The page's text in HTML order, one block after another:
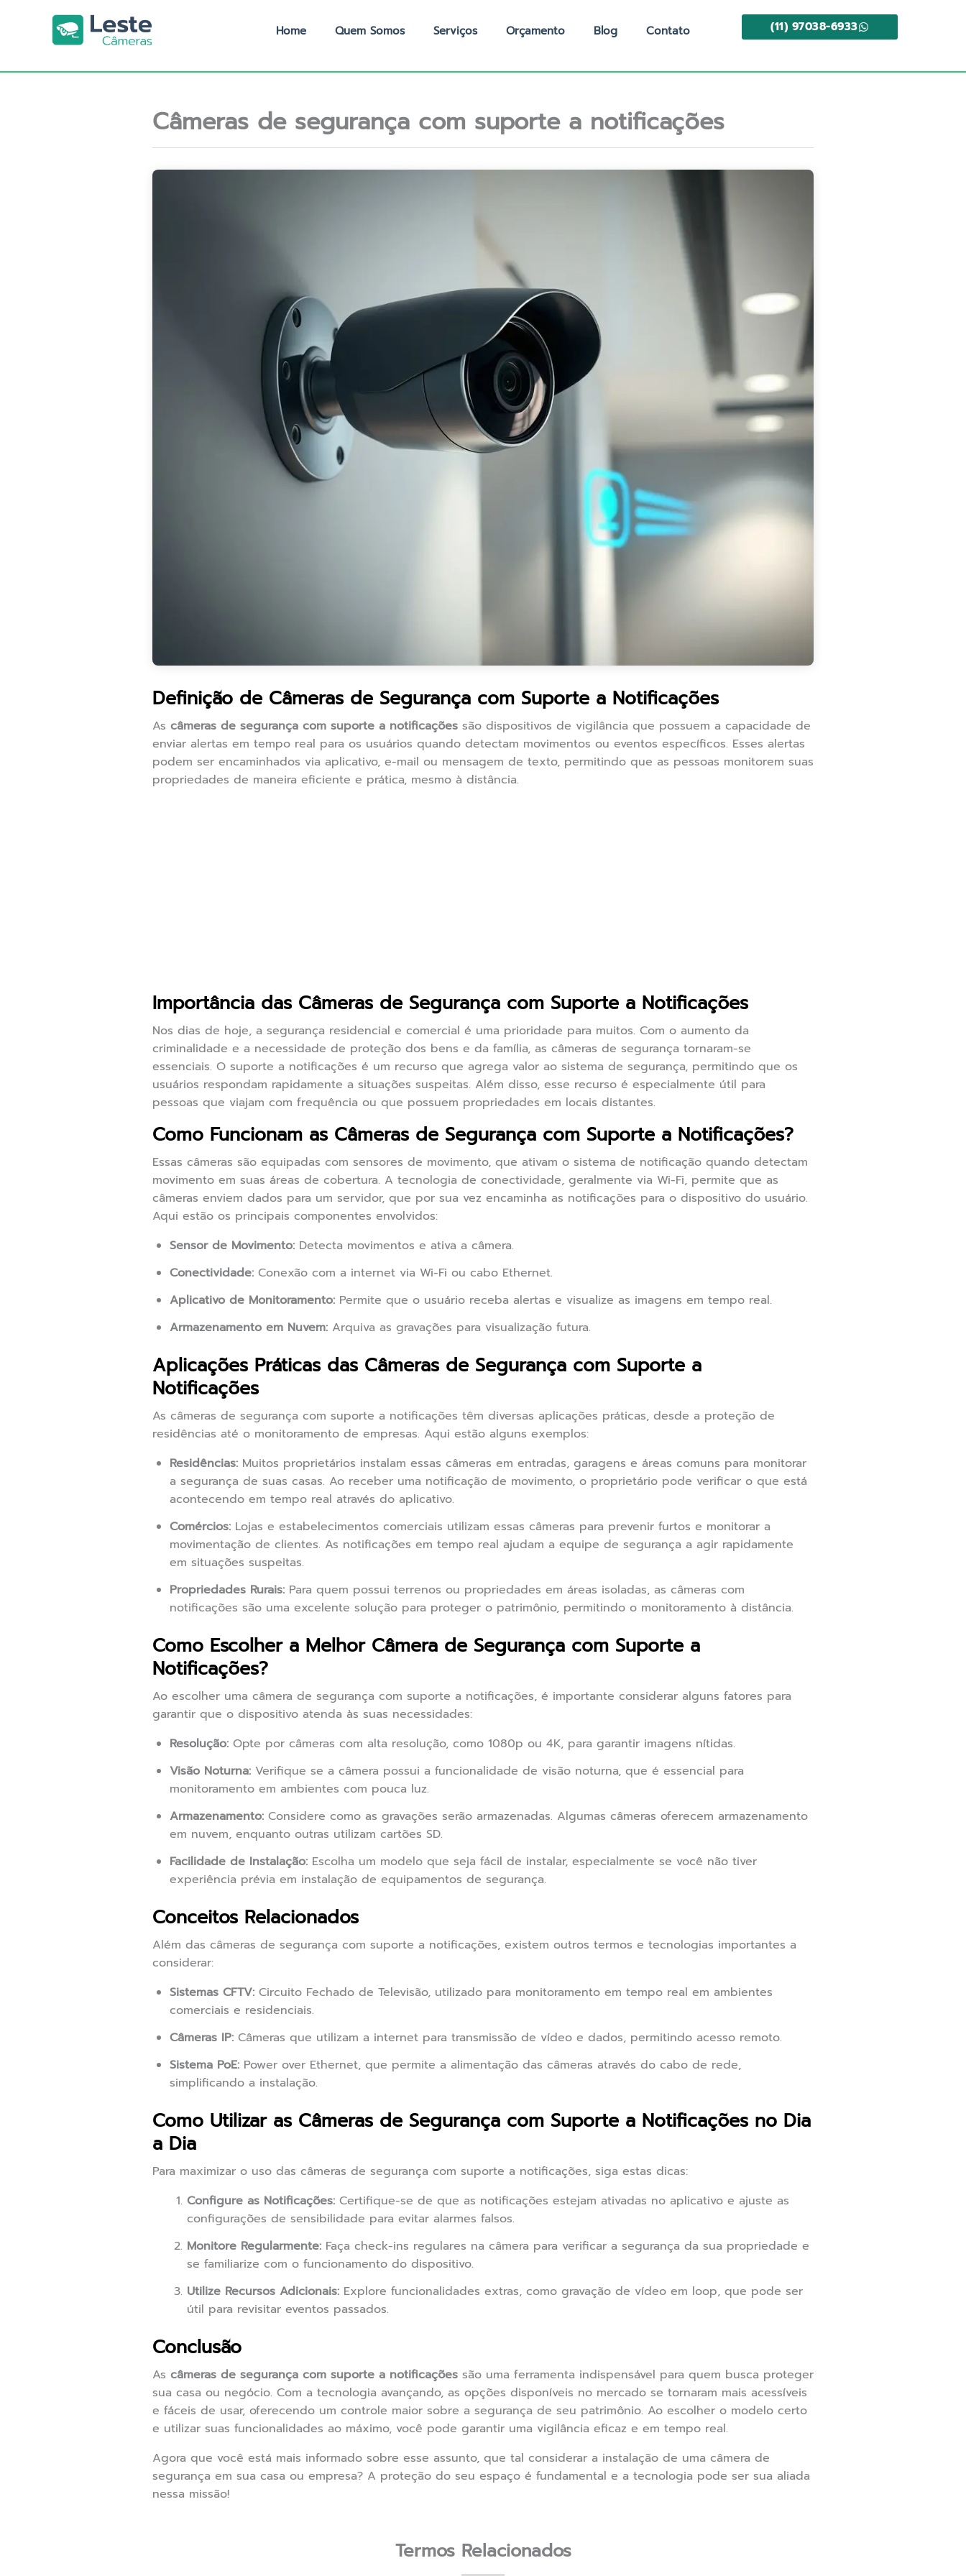
Home Quem Somos Serviços Orçamento Blog Contato (11) 97038-6933
Câmeras de segurança com suporte a notificações
Definição de Câmeras de Segurança com Suporte a Notificações
As câmeras de segurança com suporte a notificações são dispositivos de vigilância que possuem a capacidade de
enviar alertas em tempo real para os usuários quando detectam movimentos ou eventos específicos. Esses alertas
podem ser encaminhados via aplicativo, e-mail ou mensagem de texto, permitindo que as pessoas monitorem suas
propriedades de maneira eficiente e prática, mesmo à distância.
Importância das Câmeras de Segurança com Suporte a Notificações
Nos dias de hoje, a segurança residencial e comercial é uma prioridade para muitos. Com o aumento da
criminalidade e a necessidade de proteção dos bens e da família, as câmeras de segurança tornaram-se
essenciais. O suporte a notificações é um recurso que agrega valor ao sistema de segurança, permitindo que os
usuários respondam rapidamente a situações suspeitas. Além disso, esse recurso é especialmente útil para
pessoas que viajam com frequência ou que possuem propriedades em locais distantes.
Como Funcionam as Câmeras de Segurança com Suporte a Notificações?
Essas câmeras são equipadas com sensores de movimento, que ativam o sistema de notificação quando detectam
movimento em suas áreas de cobertura. A tecnologia de conectividade, geralmente via Wi-Fi, permite que as
câmeras enviem dados para um servidor, que por sua vez encaminha as notificações para o dispositivo do usuário.
Aqui estão os principais componentes envolvidos:
Sensor de Movimento: Detecta movimentos e ativa a câmera.
Conectividade: Conexão com a internet via Wi-Fi ou cabo Ethernet.
Aplicativo de Monitoramento: Permite que o usuário receba alertas e visualize as imagens em tempo real.
Armazenamento em Nuvem: Arquiva as gravações para visualização futura.
Aplicações Práticas das Câmeras de Segurança com Suporte a
Notificações
As câmeras de segurança com suporte a notificações têm diversas aplicações práticas, desde a proteção de
residências até o monitoramento de empresas. Aqui estão alguns exemplos:
Residências: Muitos proprietários instalam essas câmeras em entradas, garagens e áreas comuns para monitorar
a segurança de suas casas. Ao receber uma notificação de movimento, o proprietário pode verificar o que está
acontecendo em tempo real através do aplicativo.
Comércios: Lojas e estabelecimentos comerciais utilizam essas câmeras para prevenir furtos e monitorar a
movimentação de clientes. As notificações em tempo real ajudam a equipe de segurança a agir rapidamente
em situações suspeitas.
Propriedades Rurais: Para quem possui terrenos ou propriedades em áreas isoladas, as câmeras com
notificações são uma excelente solução para proteger o patrimônio, permitindo o monitoramento à distância.
Como Escolher a Melhor Câmera de Segurança com Suporte a
Notificações?
Ao escolher uma câmera de segurança com suporte a notificações, é importante considerar alguns fatores para
garantir que o dispositivo atenda às suas necessidades:
Resolução: Opte por câmeras com alta resolução, como 1080p ou 4K, para garantir imagens nítidas.
Visão Noturna: Verifique se a câmera possui a funcionalidade de visão noturna, que é essencial para
monitoramento em ambientes com pouca luz.
Armazenamento: Considere como as gravações serão armazenadas. Algumas câmeras oferecem armazenamento
em nuvem, enquanto outras utilizam cartões SD.
Facilidade de Instalação: Escolha um modelo que seja fácil de instalar, especialmente se você não tiver
experiência prévia em instalação de equipamentos de segurança.
Conceitos Relacionados
Além das câmeras de segurança com suporte a notificações, existem outros termos e tecnologias importantes a
considerar:
Sistemas CFTV: Circuito Fechado de Televisão, utilizado para monitoramento em tempo real em ambientes
comerciais e residenciais.
Câmeras IP: Câmeras que utilizam a internet para transmissão de vídeo e dados, permitindo acesso remoto.
Sistema PoE: Power over Ethernet, que permite a alimentação das câmeras através do cabo de rede,
simplificando a instalação.
Como Utilizar as Câmeras de Segurança com Suporte a Notificações no Dia
a Dia
Para maximizar o uso das câmeras de segurança com suporte a notificações, siga estas dicas:
Configure as Notificações: Certifique-se de que as notificações estejam ativadas no aplicativo e ajuste as
configurações de sensibilidade para evitar alarmes falsos.
Monitore Regularmente: Faça check-ins regulares na câmera para verificar a segurança da sua propriedade e
se familiarize com o funcionamento do dispositivo.
Utilize Recursos Adicionais: Explore funcionalidades extras, como gravação de vídeo em loop, que pode ser
útil para revisitar eventos passados.
Conclusão
As câmeras de segurança com suporte a notificações são uma ferramenta indispensável para quem busca proteger
sua casa ou negócio. Com a tecnologia avançando, as opções disponíveis no mercado se tornaram mais acessíveis
e fáceis de usar, oferecendo um controle maior sobre a segurança de seu patrimônio. Ao escolher o modelo certo
e utilizar suas funcionalidades ao máximo, você pode garantir uma vigilância eficaz e em tempo real.
Agora que você está mais informado sobre esse assunto, que tal considerar a instalação de uma câmera de
segurança em sua casa ou empresa? A proteção do seu espaço é fundamental e a tecnologia pode ser sua aliada
nessa missão!
Termos Relacionados